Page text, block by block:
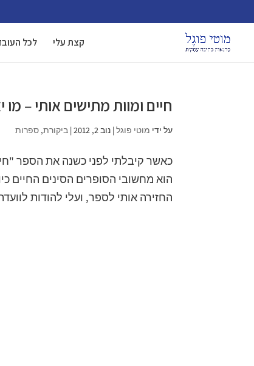
קצת עלי לכל
חיים ומוות מתישים אותי – מו
על ידי מוטי פוגל|נוב 2, 2012 |ביקורת,ספרות
כאשר קיבלתי לפני כשנה את הספר
החזירה אותי לספר, ועלי להודות